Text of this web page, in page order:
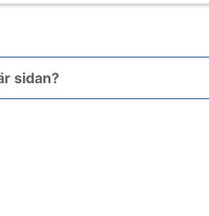
sidan?